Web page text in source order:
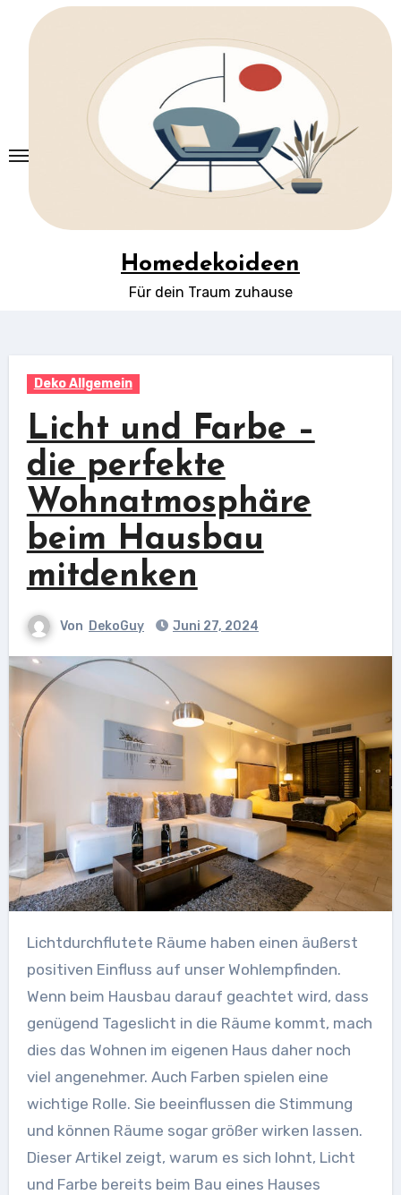
Springe
Homedekoideen
Für dein Traum zuhause
Deko Allgemein
Licht und Farbe –
die perfekte
Wohnatmosphäre
beim Hausbau
mitdenken
Von DekoGuy Juni 27, 2024
Lichtdurchflutete Räume haben einen äußerst
positiven Einfluss auf unser Wohlempfinden.
Wenn beim Hausbau darauf geachtet wird, dass
genügend Tageslicht in die Räume kommt, mach
dies das Wohnen im eigenen Haus daher noch
viel angenehmer. Auch Farben spielen eine
wichtige Rolle. Sie beeinflussen die Stimmung
und können Räume sogar größer wirken lassen.
Dieser Artikel zeigt, warum es sich lohnt, Licht
und Farbe bereits beim Bau eines Hauses